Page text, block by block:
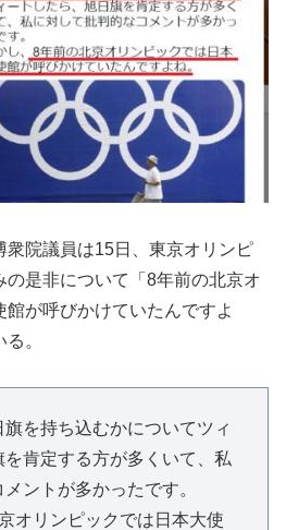
院議員は15日、東京オリンピ
の是非について「8年前の北京オ
館が呼びかけていたんですよ
。
を持ち込むかについてツィ
肯定する方が多くいて、私
ントが多かったです。
オリンピックでは日本大使